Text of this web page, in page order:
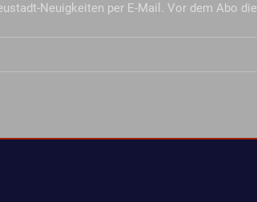
Neuigkeiten per E-Mail. Vor dem Abo die